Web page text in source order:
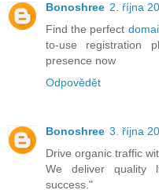
Bonoshree 2. října
Find the perfect
to-use registration
presence now
Odpovědět
Bonoshree 3. října
Drive organic traffic
We deliver quality
success."